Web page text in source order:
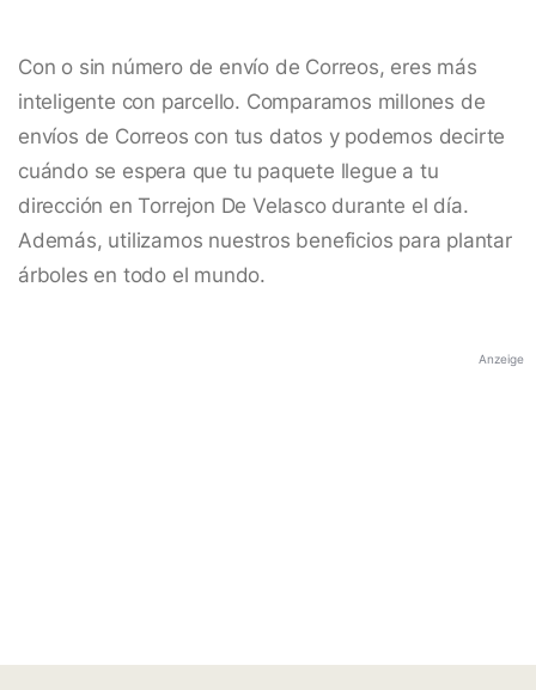
Con o sin número de envío de Correos, eres más
inteligente con parcello. Comparamos millones de
envíos de Correos con tus datos y podemos decirte
cuándo se espera que tu paquete llegue a tu
dirección en Torrejon De Velasco durante el día.
Además, utilizamos nuestros beneficios para plantar
árboles en todo el mundo.
Anzeige